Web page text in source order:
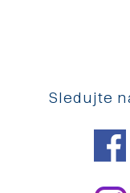
Sledujte